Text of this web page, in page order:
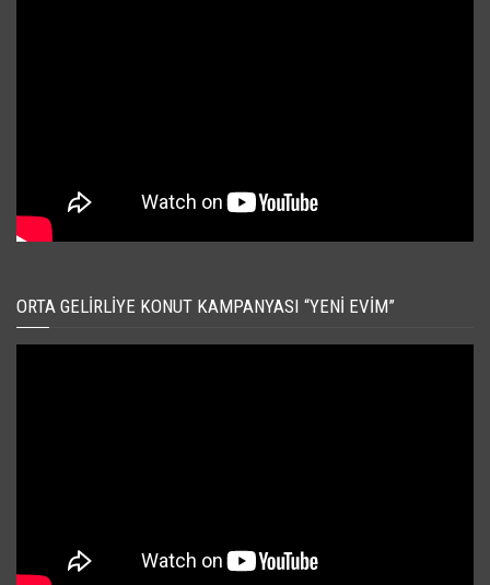
ORTA GELIRLIYE KONUT KAMPANYASI “YENI EVIM”